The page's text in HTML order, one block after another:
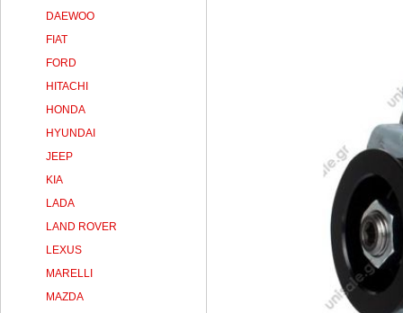
DAEWOO
FIAT
FORD
HITACHI
HONDA
HYUNDAI
JEEP
KIA
LADA
LAND ROVER
LEXUS
MARELLI
MAZDA